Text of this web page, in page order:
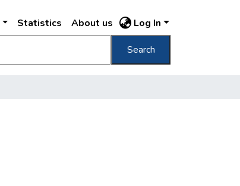
Statistics About us Log In
Search